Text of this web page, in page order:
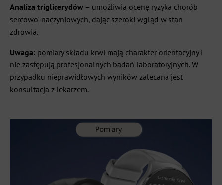
Analiza triglicerydów – umożliwia ocenę ryzyka chorób
sercowo-naczyniowych, dając szeroki wgląd w stan
zdrowia.
Uwaga: pomiary składu krwi mają charakter orientacyjny i
nie zastępują profesjonalnych badań laboratoryjnych. W
przypadku nieprawidłowych wyników zalecana jest
konsultacja z lekarzem.